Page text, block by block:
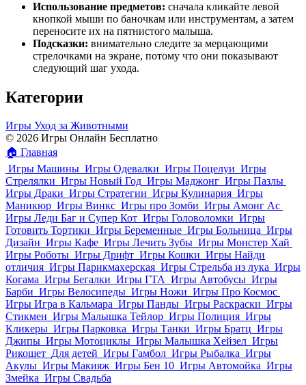
Использование предметов: сначала кликайте левой
кнопкой мыши по баночкам или инструментам, а затем
переносите их на пятнистого малыша.
Подсказки: внимательно следите за мерцающими
стрелочками на экране, потому что они показывают
следующий шаг ухода.
Категории
Игры Уход за Животными
© 2026 Игры Онлайн Бесплатно
🏠 Главная
Игры Машины Игры Одевалки Игры Поцелуи Игры
Стрелялки Игры Новый Год Игры Маджонг Игры Пазлы
Игры Драки Игры Стратегии Игры Кулинария Игры
Маникюр Игры Винкс Игры про Зомби Игры Амонг Ас
Игры Леди Баг и Супер Кот Игры Головоломки Игры
Готовить Тортики Игры Беременные Игры Больница Игры
Дизайн Игры Кафе Игры Лечить Зубы Игры Монстер Хай
Игры Роботы Игры Дрифт Игры Кошки Игры Найди
отличия Игры Парикмахерская Игры Стрельба из лука Игры
Когама Игры Бегалки Игры ГТА Игры Автобусы Игры
Барби Игры Велосипеды Игры Ножи Игры Про Космос
Игры Игра в Кальмара Игры Панды Игры Раскраски Игры
Стикмен Игры Малышка Тейлор Игры Полиция Игры
Кликеры Игры Парковка Игры Танки Игры Братц Игры
Джипы Игры Мотоциклы Игры Малышка Хейзел Игры
Рикошет Для детей Игры Гамбол Игры Рыбалка Игры
Акулы Игры Макияж Игры Бен 10 Игры Автомойка Игры
Змейка Игры Свадьба